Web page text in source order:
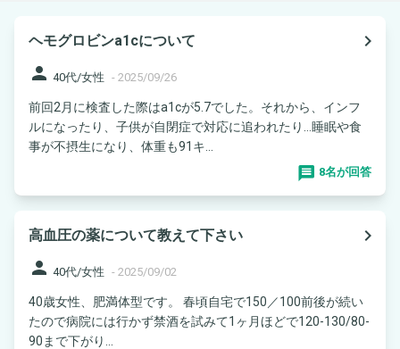
ヘモグロビンa1cについて
navigate_next
person 40代/女性 - 2025/09/26
前回2月に検査した際はa1cが5.7でした。それから、インフ
ルになったり、子供が自閉症で対応に追われたり…睡眠や食
事が不摂生になり、体重も91キ...
8名が回答
高血圧の薬について教えて下さい
navigate_next
person 40代/女性 - 2025/09/02
40歳女性、肥満体型です。 春頃自宅で150／100前後が続い
たので病院には行かず禁酒を試みて1ヶ月ほどで120-130/80-
90まで下がり...